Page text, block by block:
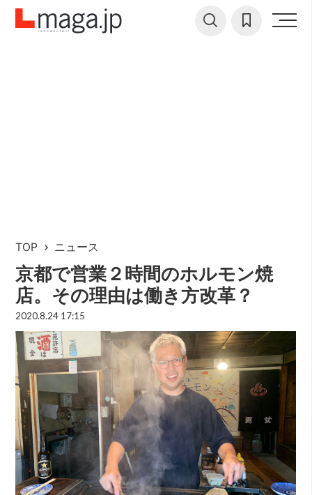
TOP ニュース
京都で営業２時間のホルモン焼
店。その理由は働き方改革？
2020.8.24 17:15